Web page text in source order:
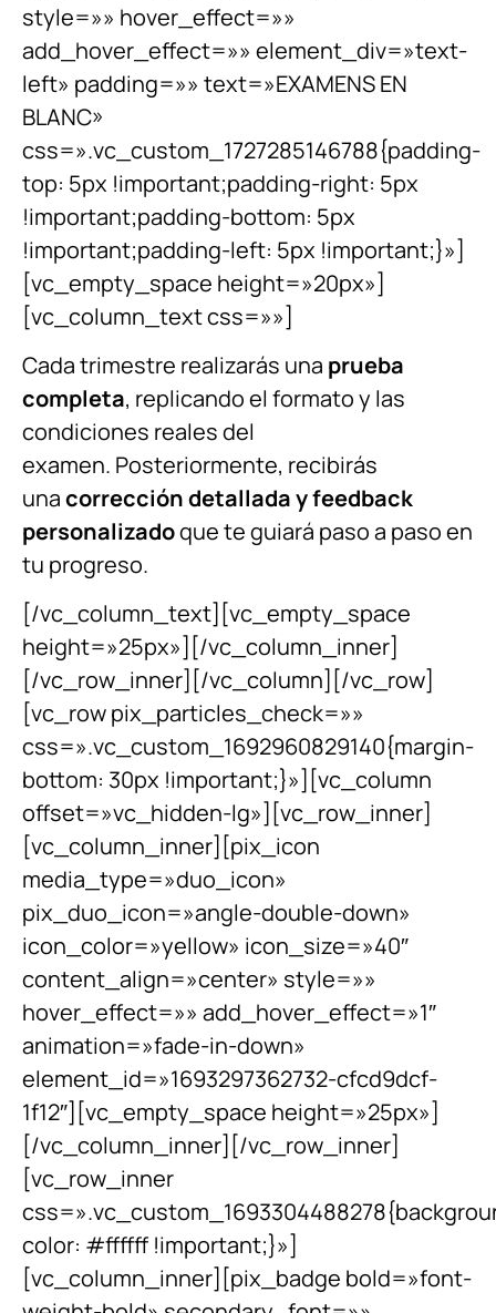
style=»» hover_effect=»»
add_hover_effect=»» element_div=»text-
left» padding=»» text=»EXAMENS EN
BLANC»
css=».vc_custom_1727285146788{padding-
top: 5px !important;padding-right: 5px
!important;padding-bottom: 5px
!important;padding-left: 5px !important;}»]
[vc_empty_space height=»20px»]
[vc_column_text css=»»]
Cada trimestre realizarás una prueba
completa, replicando el formato y las
condiciones reales del
examen. Posteriormente, recibirás
unacorrección detallada y feedback
personalizadoque te guiará paso a paso en
tu progreso.
[/vc_column_text][vc_empty_space
height=»25px»][/vc_column_inner]
[/vc_row_inner][/vc_column][/vc_row]
[vc_row pix_particles_check=»»
css=».vc_custom_1692960829140{margin-
bottom: 30px !important;}»][vc_column
offset=»vc_hidden-lg»][vc_row_inner]
[vc_column_inner][pix_icon
media_type=»duo_icon»
pix_duo_icon=»angle-double-down»
icon_color=»yellow» icon_size=»40″
content_align=»center» style=»»
hover_effect=»» add_hover_effect=»1″
animation=»fade-in-down»
element_id=»1693297362732-cfcd9dcf-
1f12″][vc_empty_space height=»25px»]
[/vc_column_inner][/vc_row_inner]
[vc_row_inner
color: #ffffff !important;}»]
[vc_column_inner][pix_badge bold=»font-